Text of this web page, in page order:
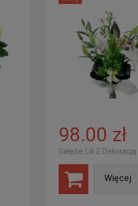
98.00 zł
Gałęzie Lili Z Dekoracją
Więcej